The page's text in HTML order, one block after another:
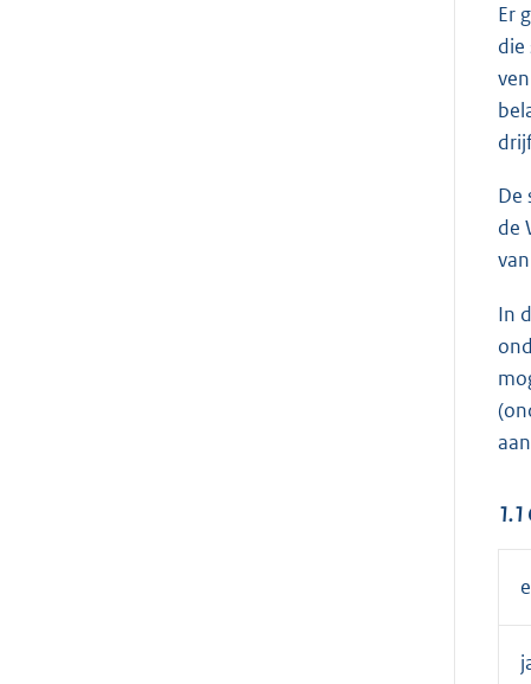
Er
die
De
de
In
1.1